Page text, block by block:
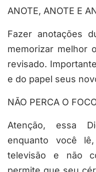
ANOTE, ANOTE E
Fazer anotações
memorizar melhor
revisado.
e do papel seus
NÃO PERCA O
Atenção, essa
enquanto você
televisão e não